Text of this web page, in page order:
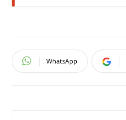
WhatsApp